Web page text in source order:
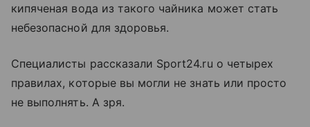
кипяченая вода из такого чайника может стать
небезопасной для здоровья.
Специалисты рассказали Sport24.ru о четырех
правилах, которые вы могли не знать или просто
не выполнять. А зря.